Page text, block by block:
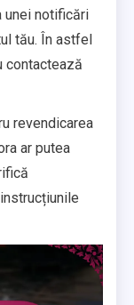
unei notificări
tău. În astfel
contactează
revendicarea
ar putea